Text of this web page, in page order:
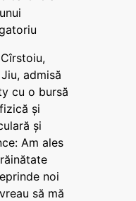
admisă
cu o bursă
și
și
Am ales
noi
să mă